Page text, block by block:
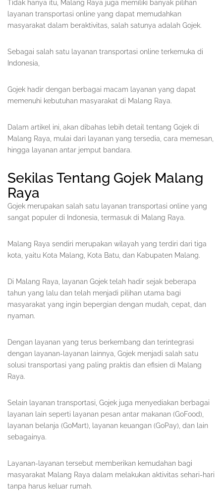
Tidak hanya itu, Malang Raya juga memiliki banyak pilihan
layanan transportasi online yang dapat memudahkan
masyarakat dalam beraktivitas, salah satunya adalah Gojek.
Sebagai salah satu layanan transportasi online terkemuka di
Indonesia,
Gojek hadir dengan berbagai macam layanan yang dapat
memenuhi kebutuhan masyarakat di Malang Raya.
Dalam artikel ini, akan dibahas lebih detail tentang Gojek di
Malang Raya, mulai dari layanan yang tersedia, cara memesan,
hingga layanan antar jemput bandara.
Sekilas Tentang Gojek Malang
Raya
Gojek merupakan salah satu layanan transportasi online yang
sangat populer di Indonesia, termasuk di Malang Raya.
Malang Raya sendiri merupakan wilayah yang terdiri dari tiga
kota, yaitu Kota Malang, Kota Batu, dan Kabupaten Malang.
Di Malang Raya, layanan Gojek telah hadir sejak beberapa
tahun yang lalu dan telah menjadi pilihan utama bagi
masyarakat yang ingin bepergian dengan mudah, cepat, dan
nyaman.
Dengan layanan yang terus berkembang dan terintegrasi
dengan layanan-layanan lainnya, Gojek menjadi salah satu
solusi transportasi yang paling praktis dan efisien di Malang
Raya.
Selain layanan transportasi, Gojek juga menyediakan berbagai
layanan lain seperti layanan pesan antar makanan (GoFood),
layanan belanja (GoMart), layanan keuangan (GoPay), dan lain
sebagainya.
Layanan-layanan tersebut memberikan kemudahan bagi
masyarakat Malang Raya dalam melakukan aktivitas sehari-hari
tanpa harus keluar rumah.